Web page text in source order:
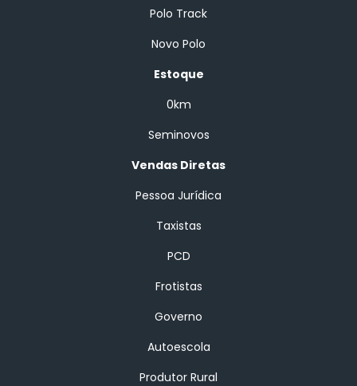
Polo Track
Novo Polo
Estoque
0km
Seminovos
Vendas Diretas
Pessoa Jurídica
Taxistas
PCD
Frotistas
Governo
Autoescola
Produtor Rural